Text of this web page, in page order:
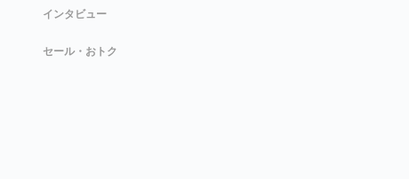
インタビュー
セール・おトク